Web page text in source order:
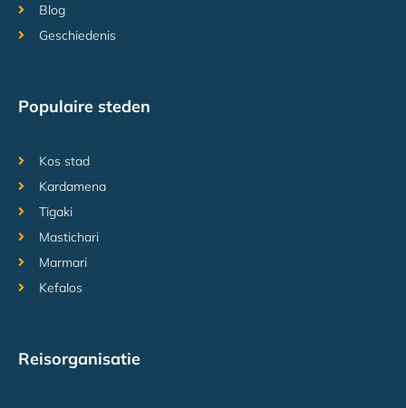
Blog
Geschiedenis
Populaire steden
Kos stad
Kardamena
Tigaki
Mastichari
Marmari
Kefalos
Reisorganisatie